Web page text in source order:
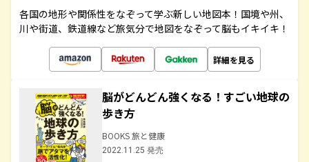
各国の地形や関係性をなぞって学ぶ新しい地図本！国境や州、
川や街道、鉄道線など旅気分で地図をなぞって脳もイキイキ！
詳細を見る
脳がどんどん強くなる！すごい地球の
歩き方
BOOKS 旅と健康
2022.11.25 発売